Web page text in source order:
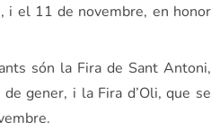
i el 11 de novembre, en honor
són la Fira de Sant Antoni,
gener, i la Fira d’Oli, que se